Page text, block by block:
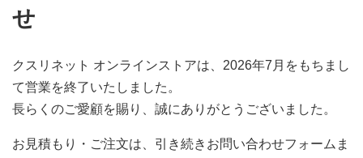
せ
クスリネット オンラインストアは、2026年7月をもちまし
て営業を終了いたしました。
長らくのご愛顧を賜り、誠にありがとうございました。
お見積もり・ご注文は、引き続きお問い合わせフォームま